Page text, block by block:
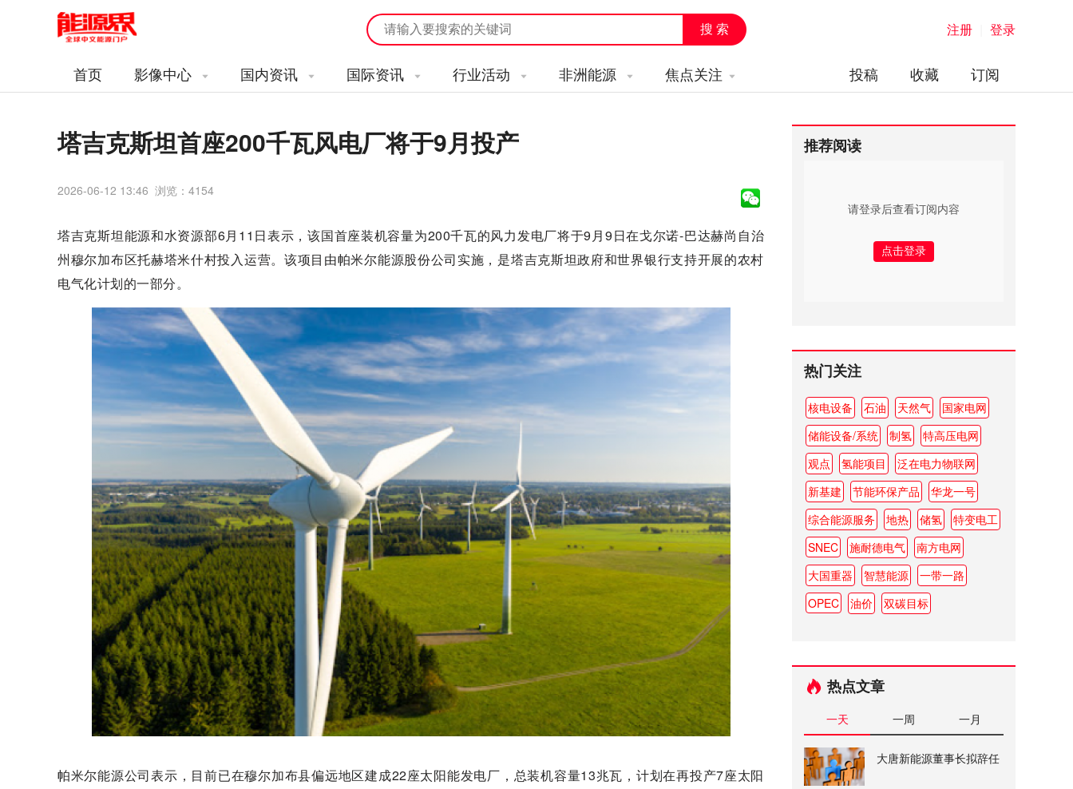
注册 登录
首页 影像中心 国内资讯 国际资讯 行业活动 非洲能源 焦点关注 订阅
收藏
投稿
塔吉克斯坦首座200千瓦风电厂将于9月投产
2026-06-12 13:46 浏览： 4154
塔吉克斯坦能源和水资源部6月11日表示，该国首座装机容量为200千瓦的风力发电厂将于9月9日在戈尔诺-巴达赫尚自治
州穆尔加布区托赫塔米什村投入运营。该项目由帕米尔能源股份公司实施，是塔吉克斯坦政府和世界银行支持开展的农村
电气化计划的一部分。
帕米尔能源公司表示，目前已在穆尔加布县偏远地区建成22座太阳能发电厂，总装机容量13兆瓦，计划在再投产7座太阳
推荐阅读
请登录后查看订阅内容
热门关注
核电设备 石油 天然气
国家电网
储能设备/系统
制氢
特高压电网
观点
氢能项目
泛在电力物联网
新基建
节能环保产品
华龙一号
综合能源服务
地热 储氢
特变电工
SNEC
施耐德电气
南方电网
大国重器
智慧能源
一带一路
OPEC
油价 双碳目标
热点文章
一天 一周 一月
大唐新能源董事长拟辞任